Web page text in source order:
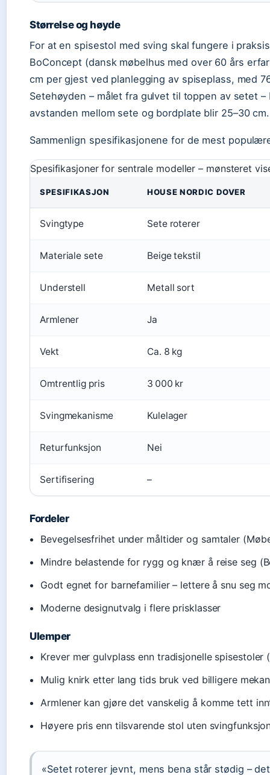
Størrelse og høyde
For at en spisestol med sving skal fungere i
BoConcept (dansk møbelhus med over 60 års
cm per gjest ved planlegging av spiseplass, med
Setehøyden – målet fra gulvet til toppen av setet
avstanden mellom sete og bordplate blir 25–30 cm.
Sammenlign spesifikasjonene for de mest
Spesifikasjoner for sentrale modeller – mønsteret
SPESIFIKASJON HOUSE NORDIC DOVER
Svingtype Sete roterer
Materiale sete Beige tekstil
Understell Metall sort
Armlener Ja
Vekt Ca. 8 kg
Omtrentlig pris 3 000 kr
Svingmekanisme Kulelager
Returfunksjon Nei
Sertifisering –
Fordeler
Bevegelsesfrihet under måltider og samtaler
Mindre belastende for rygg og knær å reise seg
Godt egnet for barnefamilier – lettere å snu seg
Moderne designutvalg i flere prisklasser
Ulemper
Krever mer gulvplass enn tradisjonelle spisestoler
Mulig knirk etter lang tids bruk ved billigere
Armlener kan gjøre det vanskelig å komme tett
Høyere pris enn tilsvarende stol uten
«Setet roterer jevnt, mens bena står stødig –